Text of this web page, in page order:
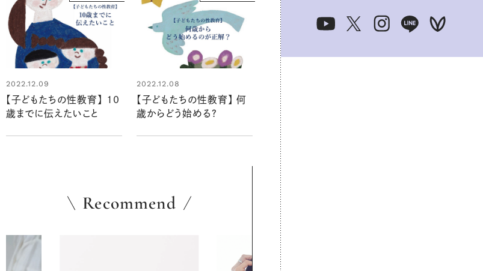
2022.12.09
【子どもたちの性教育】 10
歳までに伝えたいこと
2022.12.08
【子どもたちの性教育】 何
歳からどう始める？
Recommend